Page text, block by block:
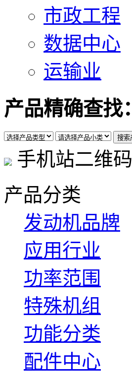
市政工程
数据中心
运输业
产品精确查找：
手机站二维码
产品分类
发动机品牌
应用行业
功率范围
特殊机组
功能分类
配件中心